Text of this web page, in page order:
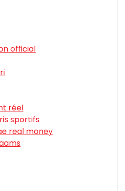
official
réel
sportifs
real money